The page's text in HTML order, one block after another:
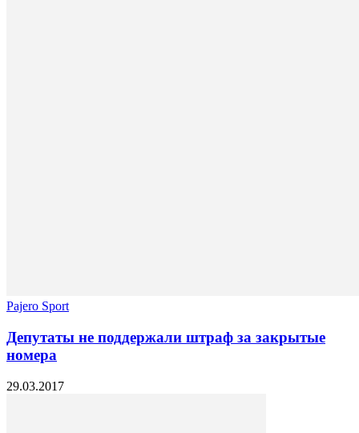
Pajero Sport
Депутаты не поддержали штраф за закрытые
номера
29.03.2017